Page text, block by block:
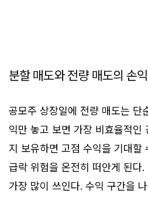
분할 매도와 전량 매도의 손
공모주 상장일에 전량 매도는 단
익만 놓고 보면 가장 비효율적인
지 보유하면 고점 수익을 기대할
급락 위험을 온전히 떠안게 된다
가장 많이 쓰인다. 수익 구간을